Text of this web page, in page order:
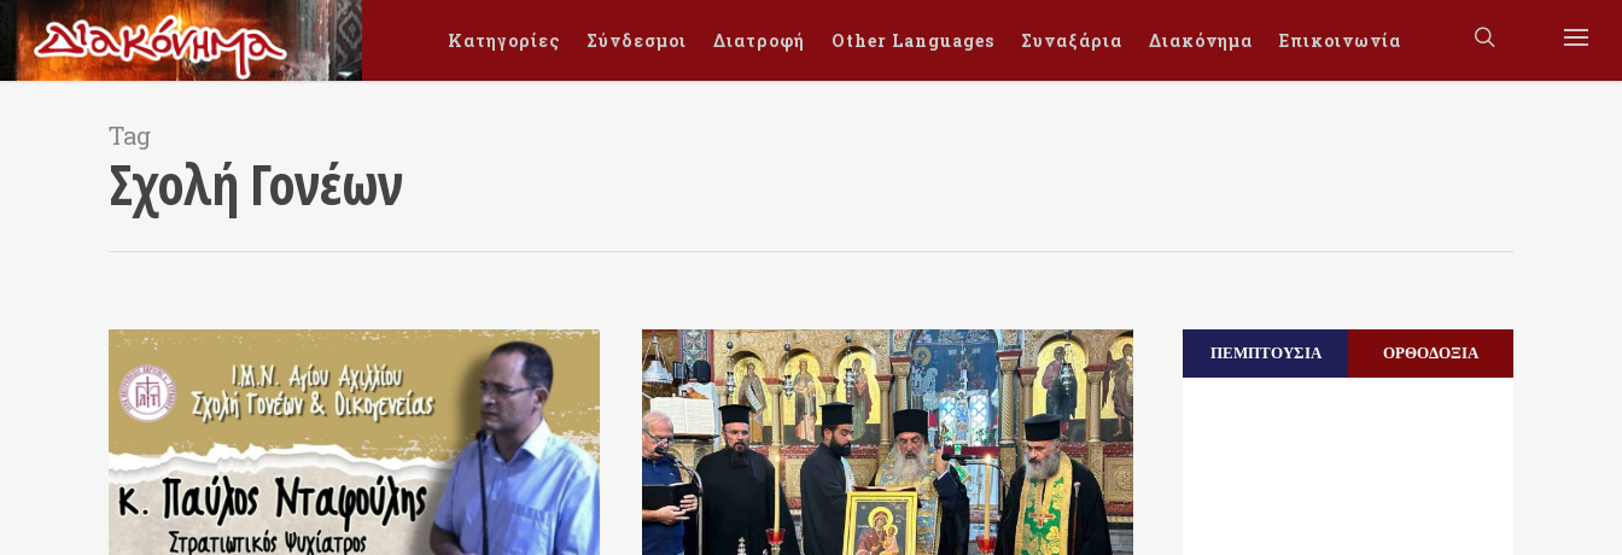
Κατηγορίες Σύνδεσμοι Διατροφή Other Languages Συναξάρια Διακόνημα Επικοινωνία
Tag
Σχολή Γονέων
ΠΕΜΠΤΟΥΣΙΑ ΟΡΘΟΔΟΞΙΑ